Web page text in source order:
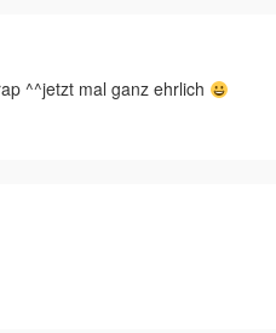
^^jetzt mal ganz ehrlich